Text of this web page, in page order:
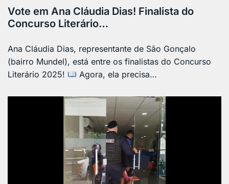
Vote em Ana Cláudia Dias! Finalista do
Concurso Literário…
Ana Cláudia Dias, representante de São Gonçalo
(bairro Mundel), está entre os finalistas do Concurso
Literário 2025!
Agora, ela precisa…